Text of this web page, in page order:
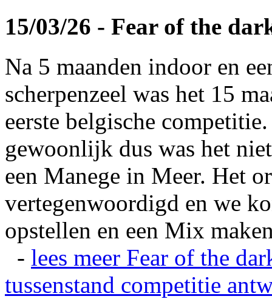
15/03/26 - Fear of the
Na 5 maanden indoor en
scherpenzeel was het 15
eerste belgische
gewoonlijk dus was het
een Manege in Meer. Het
vertegenwoordigd en we
opstellen en een Mix
- lees meer Fear of the
tussenstand competitie